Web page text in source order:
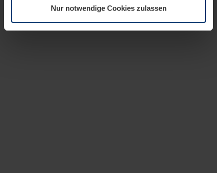
Datenschutzerklärungunserer Website ändern oder
widerrufen.
Nur notwendige Cookies zulassen